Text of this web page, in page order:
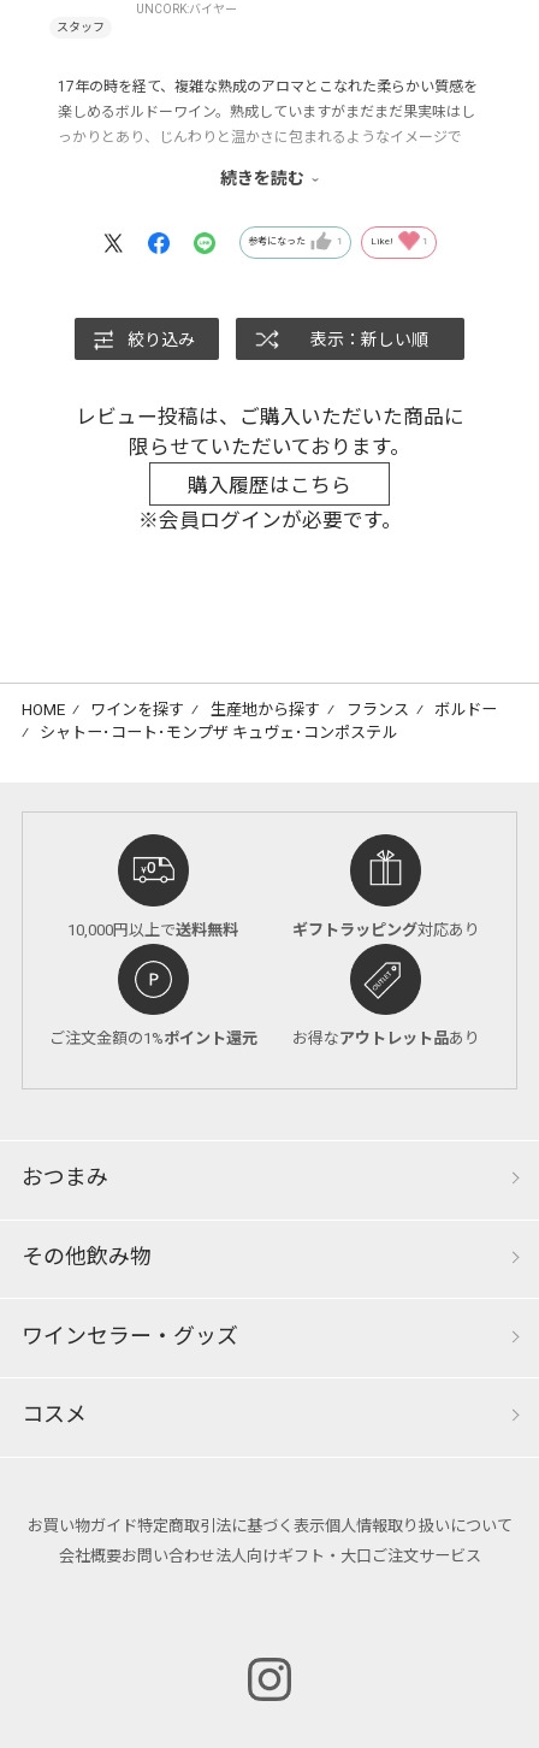
UNCORK:バイヤー
17年の時を経て、複雑な熟成のアロマとこなれた柔らかい質感を
楽しめるボルドーワイン。熟成していますがまだまだ果実味はし
っかりとあり、じんわりと温かさに包まれるようなイメージで
は2008年と比べるとクラシックでエレガントな味わいなので、飲
続きを読む
参考になった 1 Like! 1
絞り込み 表示：新しい順
レビュー投稿は、ご購入いただいた商品に
限らせていただいております。
購入履歴はこちら
※会員ログインが必要です。
HOME ⁄ ワインを探す ⁄ 生産地から探す ⁄ フランス ⁄ ボルドー
⁄ シャトー･コート･モンプザ キュヴェ･コンポステル
10,000円以上で送料無料 ギフトラッピング対応あり
ご注文金額の1%ポイント還元 お得なアウトレット品あり
おつまみ
その他飲み物
ワインセラー・グッズ
コスメ
お買い物ガイド特定商取引法に基づく表示個人情報取り扱いについて
会社概要お問い合わせ法人向けギフト・大口ご注文サービス